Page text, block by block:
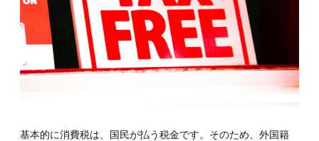
基本的に消費税は、国民が払う税金です。そのため、外国籍